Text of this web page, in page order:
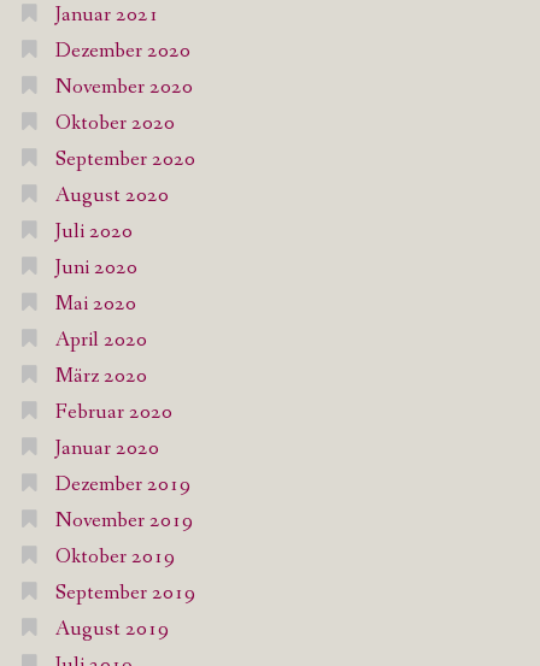
Januar 2021
Dezember 2020
November 2020
Oktober 2020
September 2020
August 2020
Juli 2020
Juni 2020
Mai 2020
April 2020
März 2020
Februar 2020
Januar 2020
Dezember 2019
November 2019
Oktober 2019
September 2019
August 2019